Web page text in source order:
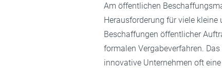
Am öffentlichen
Herausforderung für viele kleine
Beschaffungen öffentlicher
formalen Vergabeverfahren.
innovative Unternehmen oft